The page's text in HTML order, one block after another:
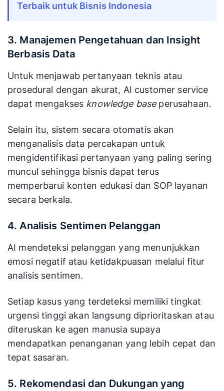
Terbaik untuk Bisnis Indonesia
3. Manajemen Pengetahuan dan Insight
Berbasis Data
Untuk menjawab pertanyaan teknis atau
prosedural dengan akurat, AI customer service
dapat mengakses knowledge base perusahaan.
Selain itu, sistem secara otomatis akan
menganalisis data percakapan untuk
mengidentifikasi pertanyaan yang paling sering
muncul sehingga bisnis dapat terus
memperbarui konten edukasi dan SOP layanan
secara berkala.
4. Analisis Sentimen Pelanggan
AI mendeteksi pelanggan yang menunjukkan
emosi negatif atau ketidakpuasan melalui fitur
analisis sentimen.
Setiap kasus yang terdeteksi memiliki tingkat
urgensi tinggi akan langsung diprioritaskan atau
diteruskan ke agen manusia supaya
mendapatkan penanganan yang lebih cepat dan
tepat sasaran.
5. Rekomendasi dan Dukungan yang